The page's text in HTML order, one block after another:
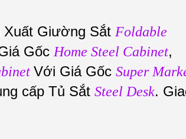
Xuất Giường Sắt Foldable
Gốc Home Steel Cabinet,
Với Giá Gốc Super
cấp Tủ Sắt Steel Desk.